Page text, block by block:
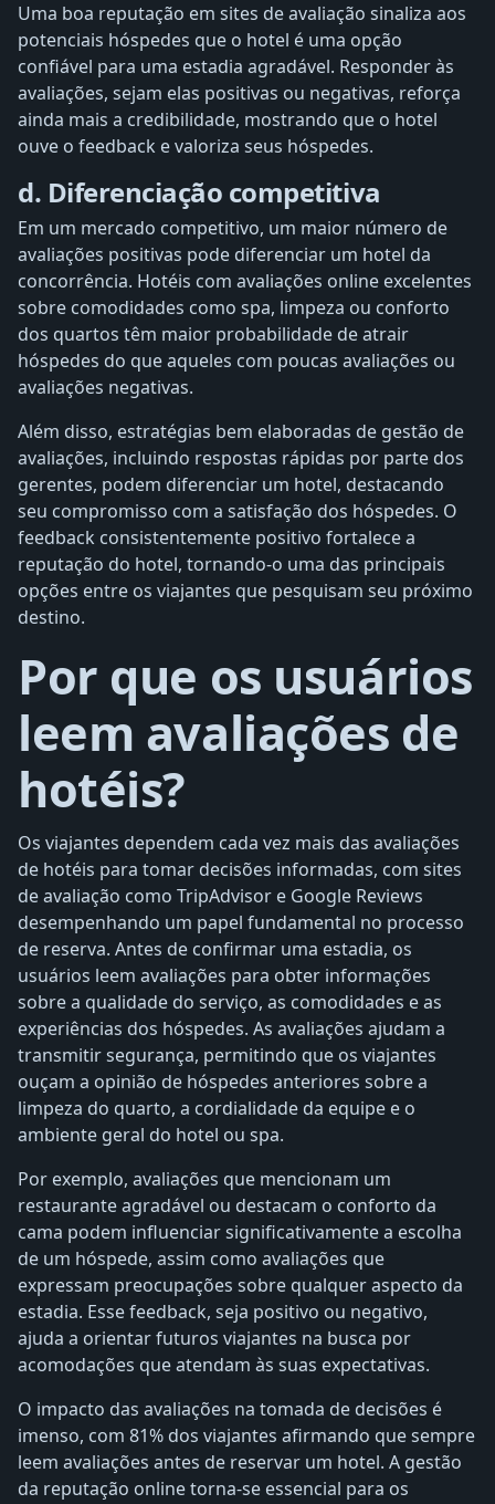
Uma boa reputação em sites de avaliação sinaliza aos
potenciais hóspedes que o hotel é uma opção
confiável para uma estadia agradável. Responder às
avaliações, sejam elas positivas ou negativas, reforça
ainda mais a credibilidade, mostrando que o hotel
ouve o feedback e valoriza seus hóspedes.
d. Diferenciação competitiva
Em um mercado competitivo, um maior número de
avaliações positivas pode diferenciar um hotel da
concorrência. Hotéis com avaliações online excelentes
sobre comodidades como spa, limpeza ou conforto
dos quartos têm maior probabilidade de atrair
hóspedes do que aqueles com poucas avaliações ou
avaliações negativas.
Além disso, estratégias bem elaboradas de gestão de
avaliações, incluindo respostas rápidas por parte dos
gerentes, podem diferenciar um hotel, destacando
seu compromisso com a satisfação dos hóspedes. O
feedback consistentemente positivo fortalece a
reputação do hotel, tornando-o uma das principais
opções entre os viajantes que pesquisam seu próximo
destino.
Por que os usuários
leem avaliações de
hotéis?
Os viajantes dependem cada vez mais das avaliações
de hotéis para tomar decisões informadas, com sites
de avaliação como TripAdvisor e Google Reviews
desempenhando um papel fundamental no processo
de reserva. Antes de confirmar uma estadia, os
usuários leem avaliações para obter informações
sobre a qualidade do serviço, as comodidades e as
experiências dos hóspedes. As avaliações ajudam a
transmitir segurança, permitindo que os viajantes
ouçam a opinião de hóspedes anteriores sobre a
limpeza do quarto, a cordialidade da equipe e o
ambiente geral do hotel ou spa.
Por exemplo, avaliações que mencionam um
restaurante agradável ou destacam o conforto da
cama podem influenciar significativamente a escolha
de um hóspede, assim como avaliações que
expressam preocupações sobre qualquer aspecto da
estadia. Esse feedback, seja positivo ou negativo,
ajuda a orientar futuros viajantes na busca por
acomodações que atendam às suas expectativas.
O impacto das avaliações na tomada de decisões é
imenso, com 81% dos viajantes afirmando que sempre
leem avaliações antes de reservar um hotel. A gestão
da reputação online torna-se essencial para os